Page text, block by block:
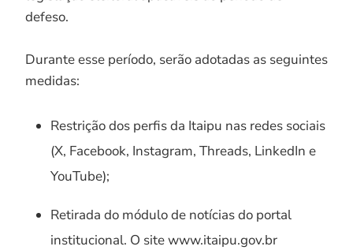
defeso.
Durante esse período, serão adotadas as seguintes
medidas:
Restrição dos perfis da Itaipu nas redes sociais
(X, Facebook, Instagram, Threads, LinkedIn e
YouTube);
Retirada do módulo de notícias do portal
institucional. O site www.itaipu.gov.br